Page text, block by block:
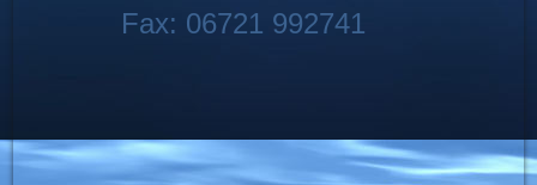
Fax: 06721 992741